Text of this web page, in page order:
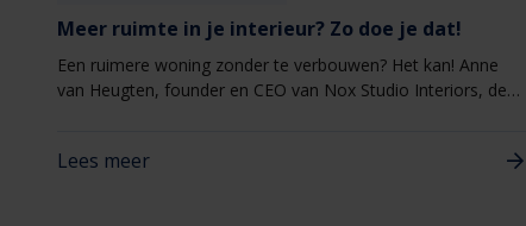
Meer ruimte in je interieur? Zo doe je dat!
Een ruimere woning zonder te verbouwen? Het kan! Anne
van Heugten, founder en CEO van Nox Studio Interiors, deelt
Light deur die direct meer licht en ruimte binnenlaat – voelt
Lees meer